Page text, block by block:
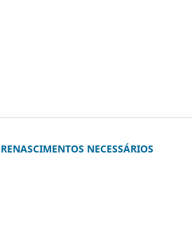
NECESSÁRIOS